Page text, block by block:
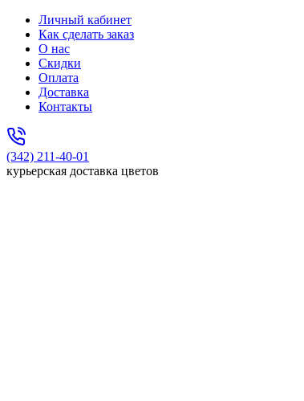
Личный кабинет
Как сделать заказ
О нас
Скидки
Оплата
Доставка
Контакты
(342) 211-40-01
курьерская доставка цветов